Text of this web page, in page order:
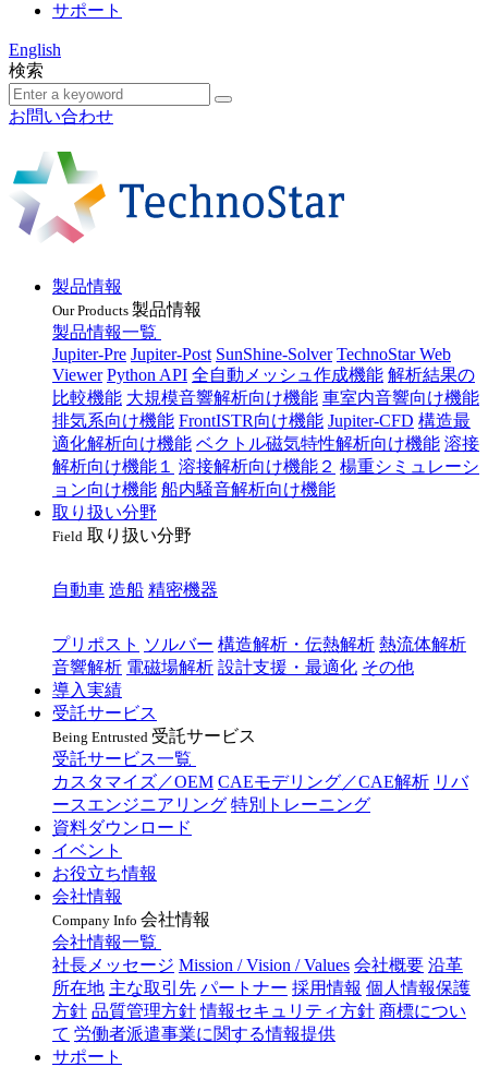
サポート
English
検索
お問い合わせ
製品情報
Our Products 製品情報
製品情報一覧
Jupiter-Pre Jupiter-Post SunShine-Solver TechnoStar Web
Viewer Python API 全自動メッシュ作成機能 解析結果の
比較機能 大規模音響解析向け機能 車室内音響向け機能
排気系向け機能 FrontISTR向け機能 Jupiter-CFD 構造最
適化解析向け機能 ベクトル磁気特性解析向け機能 溶接
解析向け機能１
溶接解析向け機能２ 楊重シミュレーシ
ョン向け機能 船内騒音解析向け機能
取り扱い分野
Field 取り扱い分野
自動車 造船 精密機器
プリポスト ソルバー 構造解析・伝熱解析 熱流体解析
音響解析 電磁場解析 設計支援・最適化 その他
導入実績
受託サービス
Being Entrusted 受託サービス
受託サービス一覧
カスタマイズ／OEM CAEモデリング／CAE解析 リバ
ースエンジニアリング 特別トレーニング
資料ダウンロード
イベント
お役立ち情報
会社情報
Company Info 会社情報
会社情報一覧
社長メッセージ Mission / Vision / Values 会社概要 沿革
所在地 主な取引先 パートナー 採用情報 個人情報保護
方針 品質管理方針 情報セキュリティ方針 商標につい
て 労働者派遣事業に関する情報提供
サポート